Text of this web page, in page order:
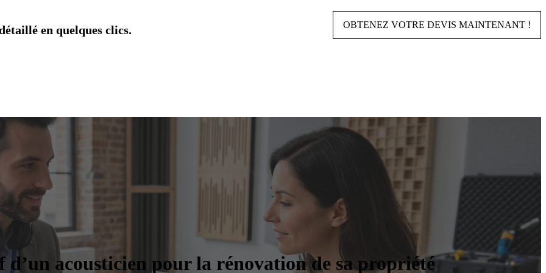
en quelques clics. OBTENEZ VOTRE DEVIS MAINTENANT !
acousticien pour la rénovation de sa propriété